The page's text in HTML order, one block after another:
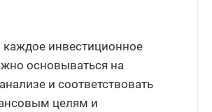
каждое инвестиционное
основываться на
и соответствовать
целям и